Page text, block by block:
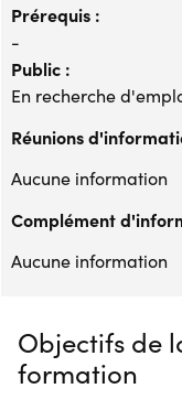
Prérequis :
-
Public :
En recherche
Réunions
Aucune information
Complément
Aucune information
Objectifs de
formation